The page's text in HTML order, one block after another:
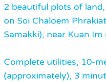
2 beautiful plots of
on Soi Chaloem
Samakki), near Kuan
Complete utilities, 10-
(approximately), 3